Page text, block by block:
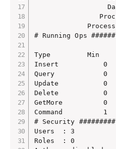
# Running Ops
Type         Min
Insert           0
Query
Update
Delete           0
GetMore
Command
# Security
Users  : 3
Roles  : 0